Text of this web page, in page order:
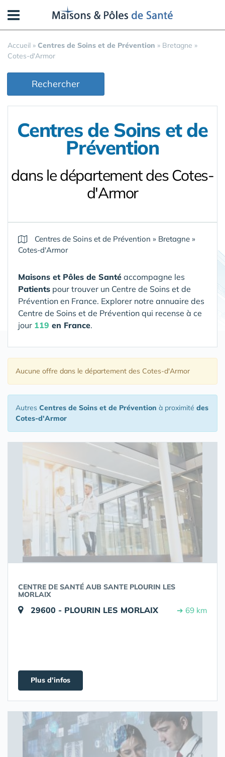
Accueil » Centres de Soins et de Prévention » Bretagne »
Cotes-d'Armor
Rechercher
Centres de Soins et de
Prévention
dans le département des Cotes-
d'Armor
Centres de Soins et de Prévention » Bretagne »
Cotes-d'Armor
Maisons et Pôles de Santé accompagne les
Patients pour trouver un Centre de Soins et de
Prévention en France. Explorer notre annuaire des
Centre de Soins et de Prévention qui recense à ce
jour 119 en France.
Aucune offre dans le département des Cotes-d'Armor
Autres Centres de Soins et de Prévention à proximité des
Cotes-d'Armor
CENTRE DE SANTÉ AUB SANTE PLOURIN LES
MORLAIX
29600 - PLOURIN LES MORLAIX ➔ 69 km
Plus d'infos
Panneau de gestion des cookies